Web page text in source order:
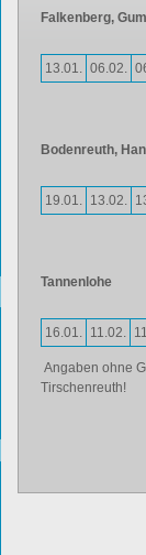
Falkenberg,
13.01. 06.02.
Bodenreuth,
19.01. 13.02.
Tannenlohe
16.01. 11.02.
Angaben ohne
Tirschenreuth!